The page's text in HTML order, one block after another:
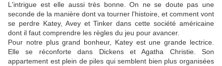
L'intrigue est elle aussi très bonne. On ne se doute pas une
seconde de la manière dont va tourner l'histoire, et comment vont
se perdre Katey, Avey et Tinker dans cette société américaine
dont il faut comprendre les règles du jeu pour avancer.
Pour notre plus grand bonheur, Katey est une grande lectrice.
Elle se réconforte dans Dickens et Agatha Christie. Son
appartement est plein de piles qui semblent bien plus organisées